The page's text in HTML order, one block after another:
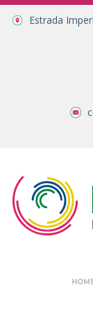
Estrada